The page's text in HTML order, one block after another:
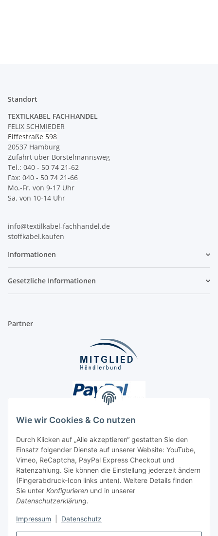
Wie wir Cookies & Co nutzen
Durch Klicken auf „Alle akzeptieren“ gestatten Sie den
Einsatz folgender Dienste auf unserer Website: YouTube,
Vimeo, ReCaptcha, PayPal Express Checkout und
Ratenzahlung. Sie können die Einstellung jederzeit ändern
(Fingerabdruck-Icon links unten). Weitere Details finden
Sie unter Konfigurieren und in unserer
Datenschutzerklärung.
Impressum Datenschutz
Standort
TEXTILKABEL FACHHANDEL
FELIX SCHMIEDER
Eiffestraße 598
20537 Hamburg
Zufahrt über Borstelmannsweg
Tel.: 040 - 50 74 21-62
Fax: 040 - 50 74 21-66
Mo.-Fr. von 9-17 Uhr
Sa. von 10-14 Uhr
info@textilkabel-fachhandel.de
stoffkabel.kaufen
Informationen
Gesetzliche Informationen
Partner
Unsere Seiten
Social Media
Vertrag widerrufen